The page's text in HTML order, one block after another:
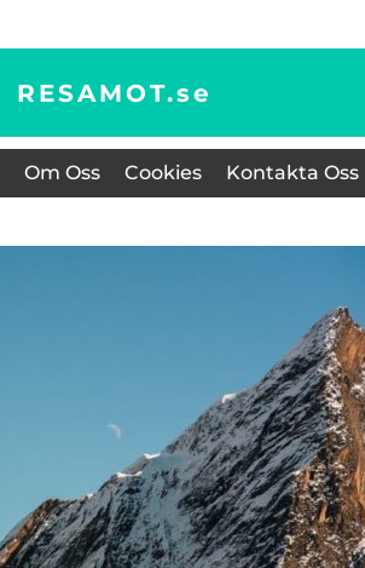
RESAMOT.se
Om Oss Cookies Kontakta Oss